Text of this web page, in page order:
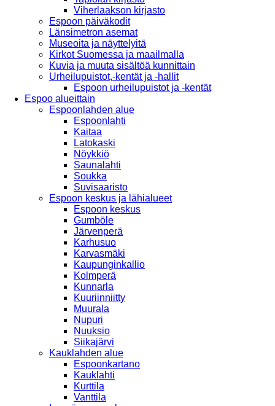
Viherlaakson kirjasto
Espoon päiväkodit
Länsimetron asemat
Museoita ja näyttelyitä
Kirkot Suomessa ja maailmalla
Kuvia ja muuta sisältöä kunnittain
Urheilupuistot,-kentät ja -hallit
Espoon urheilupuistot ja -kentät
Espoo alueittain
Espoonlahden alue
Espoonlahti
Kaitaa
Latokaski
Nöykkiö
Saunalahti
Soukka
Suvisaaristo
Espoon keskus ja lähialueet
Espoon keskus
Gumböle
Järvenperä
Karhusuo
Karvasmäki
Kaupunginkallio
Kolmperä
Kunnarla
Kuuriinniitty
Muurala
Nupuri
Nuuksio
Siikajärvi
Kauklahden alue
Espoonkartano
Kauklahti
Kurttila
Vanttila